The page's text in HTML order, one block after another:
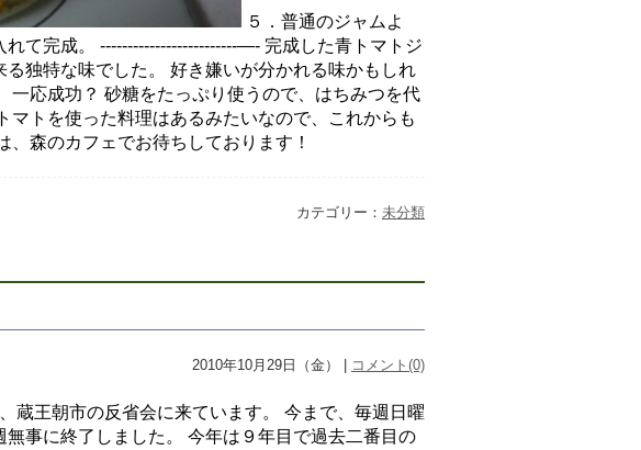
５．普通のジャムよ
て完成。 -------------------------—- 完成した青トマトジ
独特な味でした。 好き嫌いが分かれる味かもしれ
一応成功？ 砂糖をたっぷり使うので、はちみつを代
マトを使った料理はあるみたいなので、これからも
森のカフェでお待ちしております！
カテゴリー： 未分類
2010年10月29日（金） | コメント(0)
蔵王朝市の反省会に来ています。 今まで、毎週日曜
事に終了しました。 今年は９年目で過去二番目の